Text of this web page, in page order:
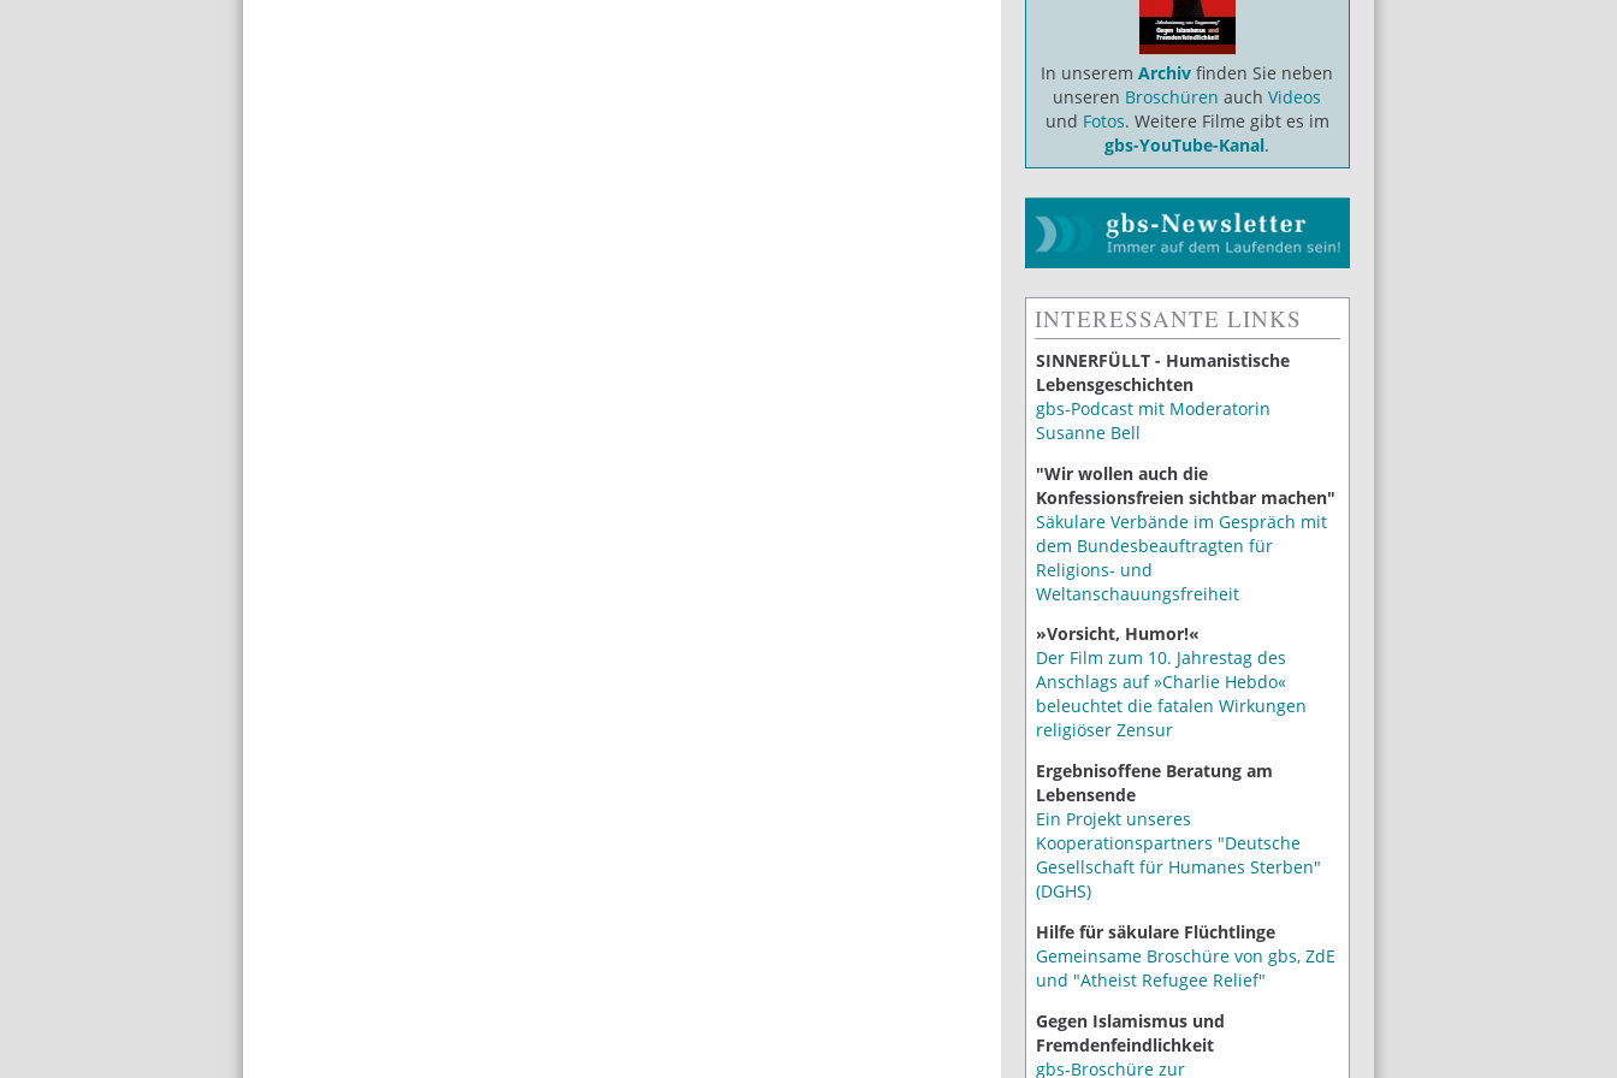
In unseremArchiv finden Sie neben
unseren Broschüren auch Videos
und Fotos. Weitere Filme gibt es im
gbs-YouTube-Kanal.
INTERESSANTE LINKS
SINNERFÜLLT - Humanistische
Lebensgeschichten
gbs-Podcast mit Moderatorin
Susanne Bell
"Wir wollen auch die
Konfessionsfreien sichtbar machen"
Säkulare Verbände im Gespräch mit
dem Bundesbeauftragten für
Religions- und
Weltanschauungsfreiheit
»Vorsicht, Humor!«
Der Film zum 10. Jahrestag des
Anschlags auf »Charlie Hebdo«
beleuchtet die fatalen Wirkungen
religiöser Zensur
Ergebnisoffene Beratung am
Lebensende
Ein Projekt unseres
Kooperationspartners "Deutsche
Gesellschaft für Humanes Sterben"
(DGHS)
Hilfe für säkulare Flüchtlinge
Gemeinsame Broschüre von gbs, ZdE
und "Atheist Refugee Relief"
Gegen Islamismus und
Fremdenfeindlichkeit
gbs-Broschüre zur